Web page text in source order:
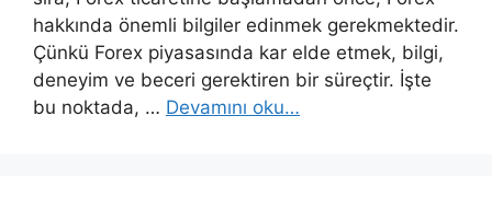
hakkında önemli bilgiler edinmek gerekmektedir.
Çünkü Forex piyasasında kar elde etmek, bilgi,
deneyim ve beceri gerektiren bir süreçtir. İşte
bu noktada, … Devamını oku…